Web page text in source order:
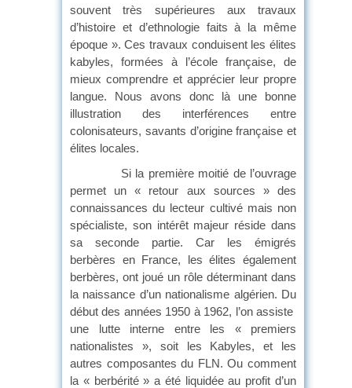
souvent très supérieures aux travaux
d’histoire et d’ethnologie faits à la même
époque ». Ces travaux conduisent les élites
kabyles, formées à l’école française, de
mieux comprendre et apprécier leur propre
langue. Nous avons donc là une bonne
illustration des interférences entre
colonisateurs, savants d’origine française et
élites locales.
Si la première moitié de l’ouvrage
permet un « retour aux sources » des
connaissances du lecteur cultivé mais non
spécialiste, son intérêt majeur réside dans
sa seconde partie. Car les émigrés
berbères en France, les élites également
berbères, ont joué un rôle déterminant dans
la naissance d’un nationalisme algérien. Du
début des années 1950 à 1962, l’on assiste
une lutte interne entre les « premiers
nationalistes », soit les Kabyles, et les
autres composantes du FLN. Ou comment
la « berbérité » a été liquidée au profit d’un